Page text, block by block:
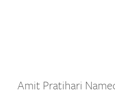
Amit Pratihari